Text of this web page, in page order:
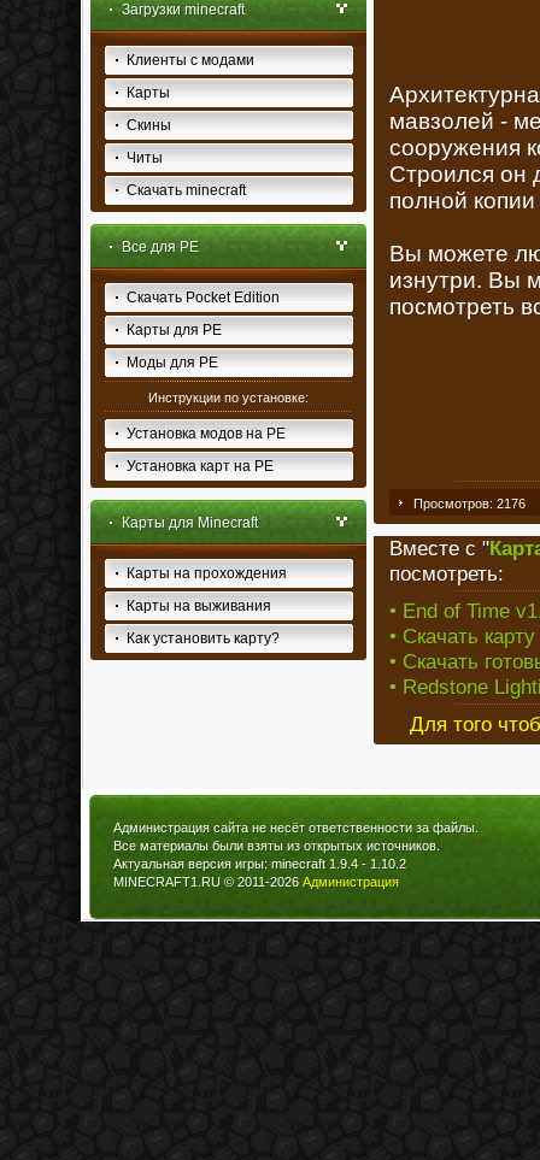
Загрузки minecraft
Клиенты с модами
Карты
Скины
Читы
Скачать minecraft
Все для PE
Скачать Pocket Edition
Карты для PE
Моды для PE
Инструкции по установке:
Установка модов на PE
Установка карт на PE
Карты для Minecraft
Карты на прохождения
Карты на выживания
Как установить карту?
мавзолей -
сооружения
Строился он
полной копии
Вы можете
изнутри. Вы
посмотреть
Просмотров: 2176
Вместе с "
посмотреть:
• End of Time
• Скачать
• Скачать
• Redstone
Для того
Администрация сайта не несёт ответственности за файлы.
Все материалы были взяты из открытых источников.
Актуальная версия игры: minecraft 1.9.4 - 1.10.2
MINECRAFT1.RU © 2011-2026 Администрация